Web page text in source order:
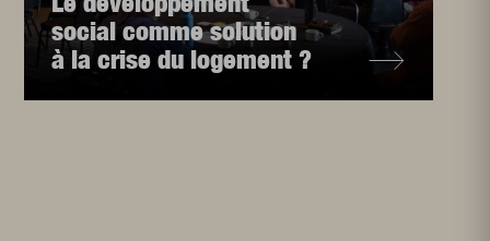
social comme solution
à la crise du logement ?